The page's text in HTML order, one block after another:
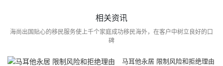
相关资讯
海尚出国贴心的移民服务使上千个家庭成功移民海外，在客户中树立良好的口
碑
马耳他永居 限制风险和拒绝理由